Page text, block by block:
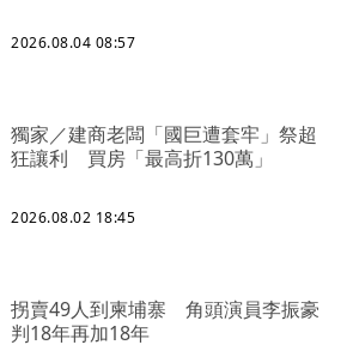
2026.08.04 08:57
獨家／建商老闆「國巨遭套牢」祭超
狂讓利 買房「最高折130萬」
2026.08.02 18:45
拐賣49人到柬埔寨 角頭演員李振豪
判18年再加18年